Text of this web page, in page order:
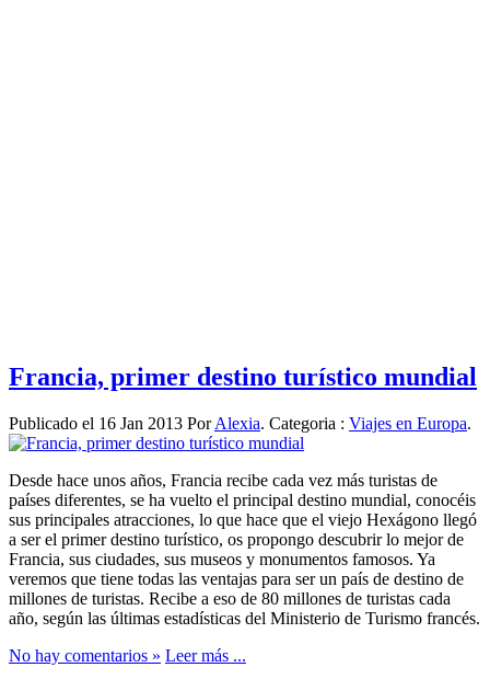
Francia, primer destino turístico mundial
Publicado el 16 Jan 2013 PorAlexia. Categoria : Viajes en Europa.
Desde hace unos años, Francia recibe cada vez más turistas de
países diferentes, se ha vuelto el principal destino mundial, conocéis
sus principales atracciones, lo que hace que el viejo Hexágono llegó
a ser el primer destino turístico, os propongo descubrir lo mejor de
Francia, sus ciudades, sus museos y monumentos famosos. Ya
veremos que tiene todas las ventajas para ser un país de destino de
millones de turistas. Recibe a eso de 80 millones de turistas cada
año, según las últimas estadísticas del Ministerio de Turismo francés.
No hay comentarios » Leer más ...